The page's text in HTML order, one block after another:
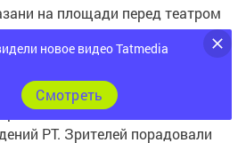
на площади перед театром
около 300 участников
— работников крупных
а также бюджетных
РТ. Зрителей порадовали
новое видео Tatmedia
Cмотреть